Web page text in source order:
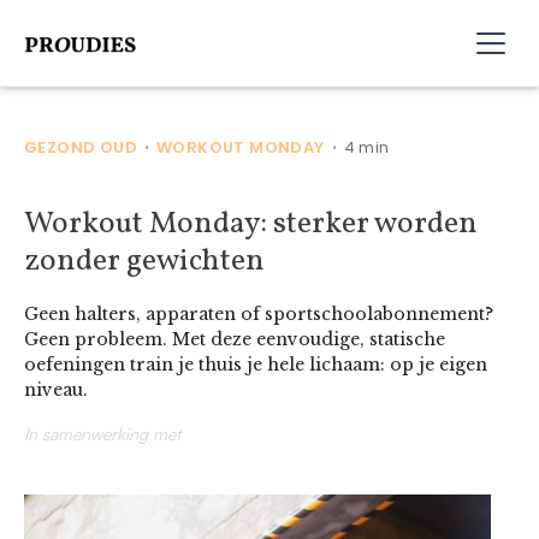
GEZOND OUD • WORKOUT MONDAY • 4 min
Workout Monday: sterker worden
zonder gewichten
Geen halters, apparaten of sportschoolabonnement?
Geen probleem. Met deze eenvoudige, statische
oefeningen train je thuis je hele lichaam: op je eigen
niveau.
In samenwerking met